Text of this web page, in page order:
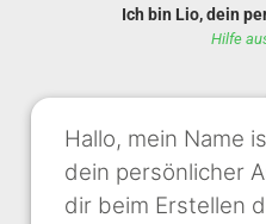
Ich bin Lio, dein
Hilfe
Hallo, mein Name
dein persönlicher
dir beim Erstellen